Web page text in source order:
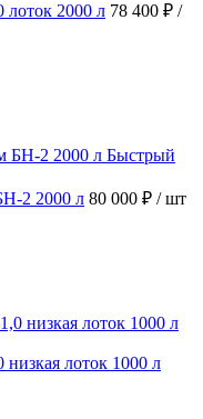
лоток 2000 л 78 400 ₽ /
Быстрый
2 2000 л 80 000 ₽ / шт
низкая лоток 1000 л